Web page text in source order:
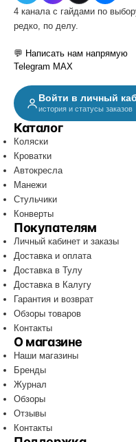
4 канала с гайдами по
редко, по делу.
💬 Написать нам напрямую
Telegram MAX
Войти в личный
история и статусы заказов
Каталог
Коляски
Кроватки
Автокресла
Манежи
Стульчики
Конверты
Покупателям
Личный кабинет и заказы
Доставка и оплата
Доставка в Тулу
Доставка в Калугу
Гарантия и возврат
Обзоры товаров
Контакты
О магазине
Наши магазины
Бренды
Журнал
Обзоры
Отзывы
Контакты